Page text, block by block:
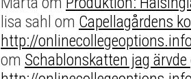
lisa sahl om Capellagårdens
http://
om Schablonskatten jag